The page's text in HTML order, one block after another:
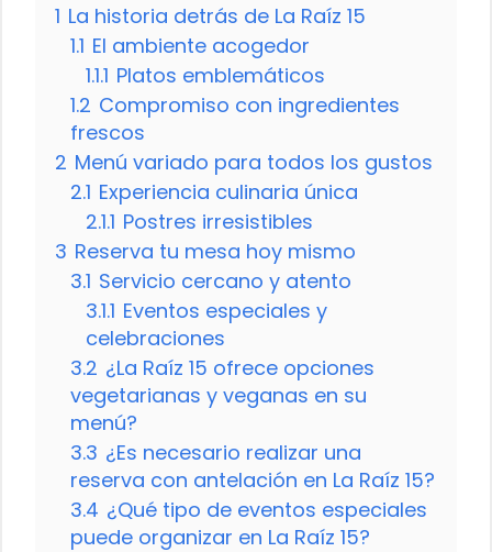
1 La historia detrás de La Raíz 15
1.1 El ambiente acogedor
1.1.1 Platos emblemáticos
1.2 Compromiso con ingredientes
frescos
2 Menú variado para todos los gustos
2.1 Experiencia culinaria única
2.1.1 Postres irresistibles
3 Reserva tu mesa hoy mismo
3.1 Servicio cercano y atento
3.1.1 Eventos especiales y
celebraciones
3.2 ¿La Raíz 15 ofrece opciones
vegetarianas y veganas en su
menú?
3.3 ¿Es necesario realizar una
reserva con antelación en La Raíz 15?
3.4 ¿Qué tipo de eventos especiales
puede organizar en La Raíz 15?